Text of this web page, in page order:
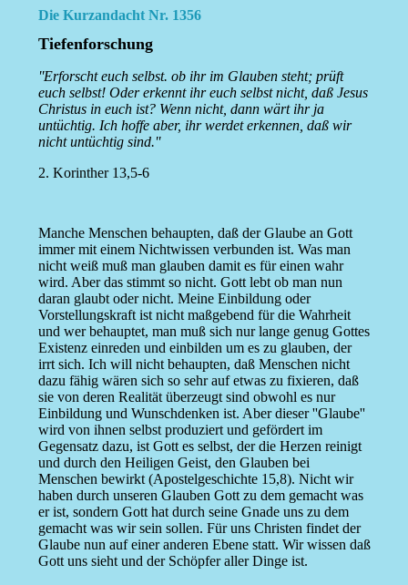
Die Kurzandacht Nr. 1356
Tiefenforschung
''Erforscht euch selbst. ob ihr im Glauben steht; prüft
euch selbst! Oder erkennt ihr euch selbst nicht, daß Jesus
Christus in euch ist? Wenn nicht, dann wärt ihr ja
untüchtig. Ich hoffe aber, ihr werdet erkennen, daß wir
nicht untüchtig sind.''
2. Korinther 13,5-6
Manche Menschen behaupten, daß der Glaube an Gott
immer mit einem Nichtwissen verbunden ist. Was man
nicht weiß muß man glauben damit es für einen wahr
wird. Aber das stimmt so nicht. Gott lebt ob man nun
daran glaubt oder nicht. Meine Einbildung oder
Vorstellungskraft ist nicht maßgebend für die Wahrheit
und wer behauptet, man muß sich nur lange genug Gottes
Existenz einreden und einbilden um es zu glauben, der
irrt sich. Ich will nicht behaupten, daß Menschen nicht
dazu fähig wären sich so sehr auf etwas zu fixieren, daß
sie von deren Realität überzeugt sind obwohl es nur
Einbildung und Wunschdenken ist. Aber dieser ''Glaube''
wird von ihnen selbst produziert und gefördert im
Gegensatz dazu, ist Gott es selbst, der die Herzen reinigt
und durch den Heiligen Geist, den Glauben bei
Menschen bewirkt (Apostelgeschichte 15,8). Nicht wir
haben durch unseren Glauben Gott zu dem gemacht was
er ist, sondern Gott hat durch seine Gnade uns zu dem
gemacht was wir sein sollen. Für uns Christen findet der
Glaube nun auf einer anderen Ebene statt. Wir wissen daß
Gott uns sieht und der Schöpfer aller Dinge ist.